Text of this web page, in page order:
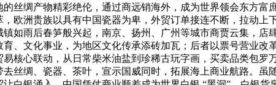
丝绸产物精彩绝伦，通过商远销海外，成为世界领会东方富
欧洲贵族以具有中国瓷器为卑，外贸订单接连不断，拉动上
如雨后春笋般兴起，南京、扬州、广州等城市商贾云集，店
、文化事业，为地区文化传承添砖加瓦；后者以票号营业改
核心联动，从日常柴米油盐到珍稀古玩字画，买卖品类包罗
丝绸、瓷器、茶叶，宣示国威同时，拓展海上商业航路。虽